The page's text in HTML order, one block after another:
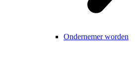
Ondernemer worden